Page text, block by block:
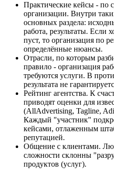
Практические кейсы - по
организации. Внутри
основных раздела:
работа, результаты. Если
пуст, то организация по
определённые нюансы.
Отрасли, по которым
правило - организация
требуются услуги. В
результата не
Рейтинг агентства. К
приводят оценки для
(AllAdvertising, Tagline,
Каждый "участник"
кейсами, отлаженным
репутацией.
Общение с клиентами.
сложности склонны
продуктов (услуг).